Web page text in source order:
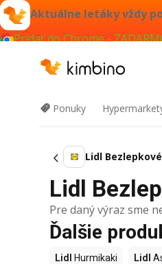
Aktuálne letáky vždy
Pridať do Chrome -
Ponuky
Lidl
Lidl
Pre daný výraz sme
Ďalšie
Lidl Hurmikaki Lidl